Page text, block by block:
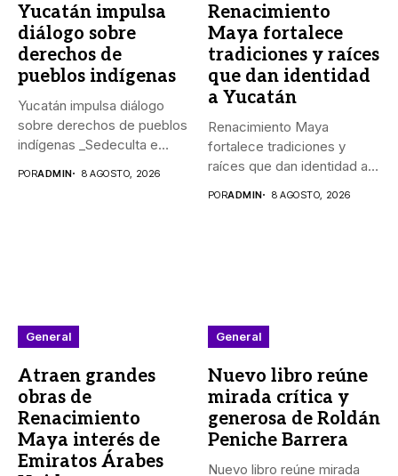
Yucatán impulsa
diálogo sobre
derechos de
pueblos indígenas
Yucatán impulsa diálogo
sobre derechos de pueblos
indígenas _Sedeculta e
PORADMIN 8 AGOSTO, 2026
Renacimiento
Maya fortalece
tradiciones y raíces
que dan identidad
a Yucatán
Renacimiento Maya
fortalece tradiciones y
raíces que dan identidad a
PORADMIN 8 AGOSTO, 2026
General
Atraen grandes
obras de
Renacimiento
Maya interés de
Emiratos Árabes
General
Nuevo libro reúne
mirada crítica y
generosa de Roldán
Peniche Barrera
Nuevo libro reúne mirada